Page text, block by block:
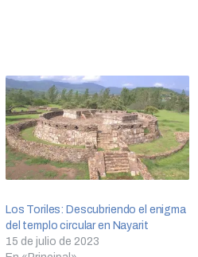
Los Toriles: Descubriendo el enigma
del templo circular en Nayarit
15 de julio de 2023